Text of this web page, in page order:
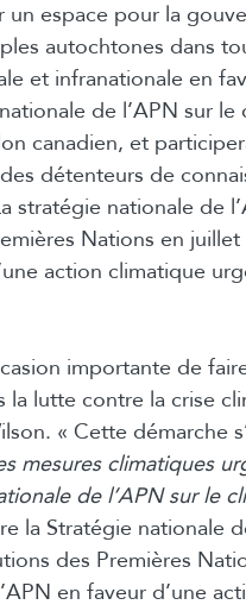
espace pour la
autochtones dans
et infranationale en
de l’APN sur le
canadien, et
détenteurs de
stratégie nationale de
Nations en
action climatique
importante de
la lutte contre la crise
« Cette démarche
mesures climatiques
de l’APN sur le
la Stratégie nationale
des Premières
en faveur d’une